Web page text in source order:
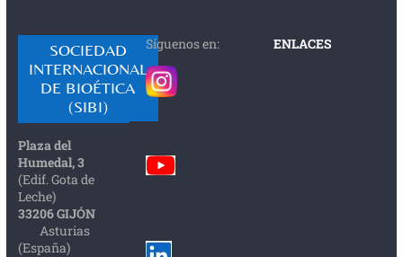
SOCIEDAD
INTERNACIONAL
DE BIOÉTICA
(SIBI)
Plaza del
Humedal, 3
(Edif. Gota de
Leche)
33206 GIJÓN
Asturias
(España)
Síguenos en: ENLACES